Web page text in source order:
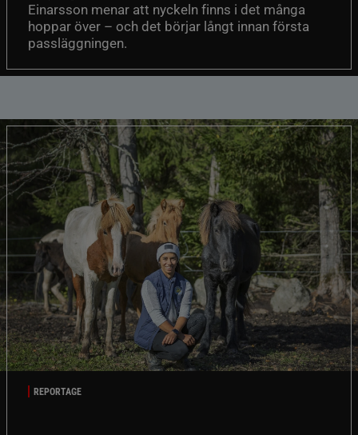
Einarsson menar att nyckeln finns i det många
hoppar över – och det börjar långt innan första
passläggningen.
REPORTAGE